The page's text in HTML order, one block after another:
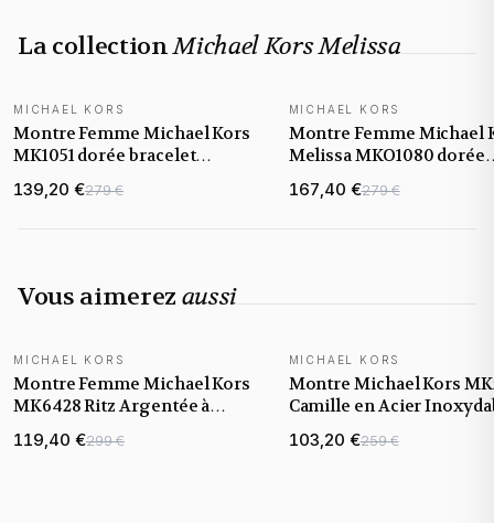
La collectionMichael Kors Melissa
NOUVEAUTÉ
MICHAEL KORS
Montre Femme Michael Kors
MK1051 dorée bracelet
maillons acier
139,20 €279 €
NOUVEAUTÉ
MICHAEL KORS
Montre Femme Michael
Melissa MKO1080 dorée
bracelet maillons acier
167,40 €279 €
Vous aimerez aussi
MICHAEL KORS
Montre Femme Michael Kors
MK6428 Ritz Argentée à
119,40 €299 €
MICHAEL KORS
Montre Michael Kors
Camille en Acier
103,20 €259 €